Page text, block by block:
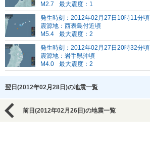
M2.7
最大震度：1
発生時刻：2012年02月27日10時11分頃
震源地：西表島付近頃
M5.4
最大震度：2
発生時刻：2012年02月27日20時32分頃
震源地：岩手県沖頃
M4.0
最大震度：2
翌日(2012年02月28日)の地震一覧
前日(2012年02月26日)の地震一覧